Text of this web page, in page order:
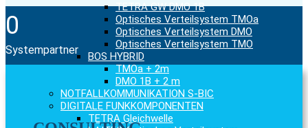
TETRA GW DMO 1B
Optisches Verteilsystem TMOa
Optisches Verteilsystem DMO
Optisches Verteilsystem TMO
BOS HYBRID
TMOa + 2m
DMO 1B + 2 m
NOTFALLKOMMUNIKATION S-BIC
DIGITALE FUNKKOMPONENTEN
TETRA Gleichwelle
0
Systempartner